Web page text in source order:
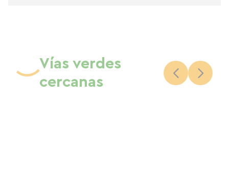
Vías verdes
cercanas